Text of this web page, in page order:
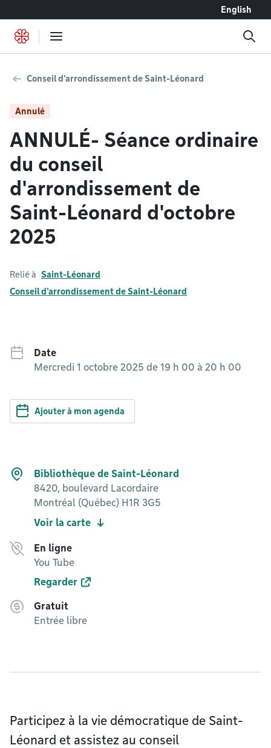
English
Conseil d'arrondissement de Saint-Léonard
Annulé
ANNULÉ- Séance ordinaire
du conseil
d'arrondissement de
Saint-Léonard d'octobre
2025
Relié à Saint-Léonard
Conseil d'arrondissement de Saint-Léonard
Date
Mercredi 1 octobre 2025 de 19 h 00 à 20 h 00
Ajouter à mon agenda
Bibliothèque de Saint-Léonard
8420, boulevard Lacordaire
Montréal (Québec) H1R 3G5
Voir la carte
En ligne
You Tube
Regarder
Gratuit
Entrée libre
Participez à la vie démocratique de Saint-
Léonard et assistez au conseil